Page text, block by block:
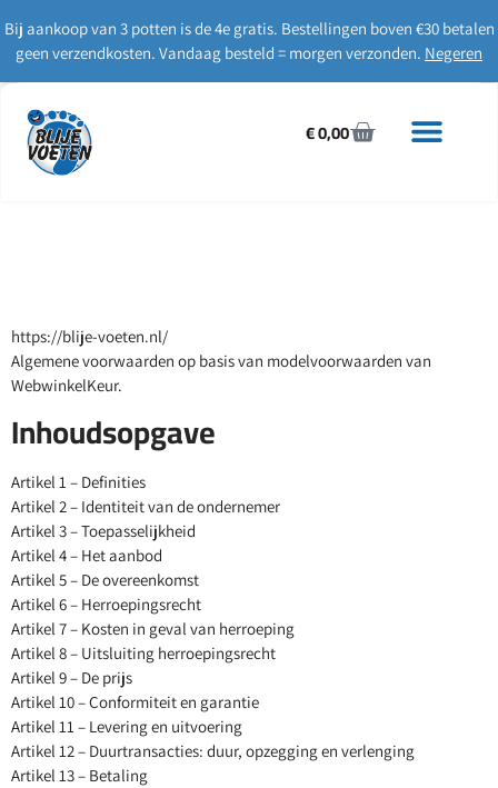
Bij aankoop van 3 potten is de 4e gratis. Bestellingen boven €30 betalen
geen verzendkosten. Vandaag besteld = morgen verzonden. Negeren
€0,00
https://blije-voeten.nl/
Algemene voorwaarden op basis van modelvoorwaarden van
WebwinkelKeur.
Inhoudsopgave
Artikel 1 – Definities
Artikel 2 – Identiteit van de ondernemer
Artikel 3 – Toepasselijkheid
Artikel 4 – Het aanbod
Artikel 5 – De overeenkomst
Artikel 6 – Herroepingsrecht
Artikel 7 – Kosten in geval van herroeping
Artikel 8 – Uitsluiting herroepingsrecht
Artikel 9 – De prijs
Artikel 10 – Conformiteit en garantie
Artikel 11 – Levering en uitvoering
Artikel 12 – Duurtransacties: duur, opzegging en verlenging
Artikel 13 – Betaling